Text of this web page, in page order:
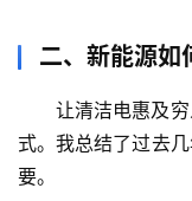
二、新能源如
让清洁电惠及
式。我总结了过去
要。